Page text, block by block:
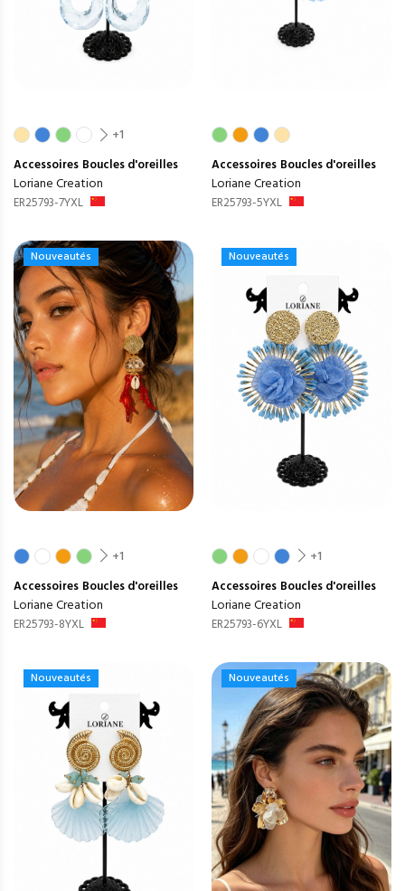
+1
Accessoires Boucles d'oreilles
Loriane Creation
ER25793-7YXL
Accessoires Boucles d'oreilles
Loriane Creation
ER25793-5YXL
Nouveautés
+1
Accessoires Boucles d'oreilles
Loriane Creation
ER25793-8YXL
Nouveautés
+1
Accessoires Boucles d'oreilles
Loriane Creation
ER25793-6YXL
Nouveautés Nouveautés